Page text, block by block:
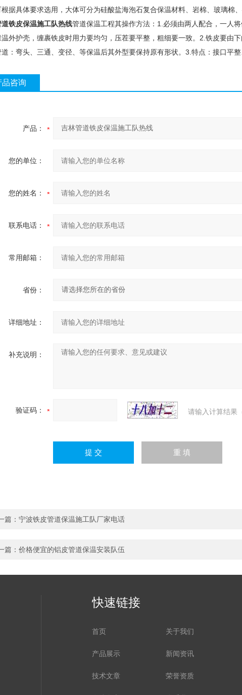
据具体要求选用，大体可分为硅酸盐海泡石复合保温材料、岩棉、玻璃棉
铁皮保温施工队热线管道保温工程其操作方法：1.必须由两人配合，一人
外护壳，缠裹铁皮时用力要均匀，压茬要平整，粗细要一致。2.铁皮要由
：弯头、三通、变径、等保温后其外型要保持原有形状。3.特点：接口平
品咨询
产品：
您的单位：
您的姓名：
联系电话：
常用邮箱：
省份：
详细地址：
补充说明：
验证码： 请输入计算结果
篇： 宁波铁皮管道保温施工队厂家电话
篇： 价格便宜的铝皮管道保温安装队伍
快速链接
首页 关于我们
产品展示 新闻资讯
技术文章 荣誉资质